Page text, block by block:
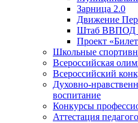
Зарница 2.0
Движение
Штаб ВВПОД
Проект
Школьные
Всероссийская
Всероссийский
Духовно-
воспитание
Конкурсы
Аттестация